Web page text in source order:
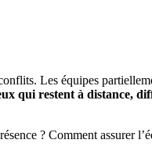
Les équipes
qui restent à distance,
? Comment assurer